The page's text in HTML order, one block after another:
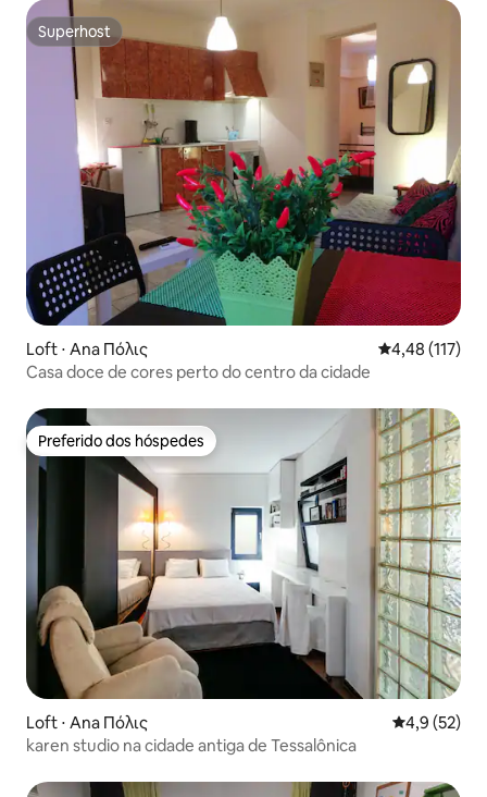
Superhost
Superhost
Loft ⋅ Ana Πόλις 4,48 de uma
4,48 (117)
Casa doce de cores perto do centro da cidade
Preferido dos hóspedes
Preferido dos hóspedes
Loft ⋅ Ana Πόλις 4,9 de uma
4,9 (52)
karen studio na cidade antiga de Tessalônica